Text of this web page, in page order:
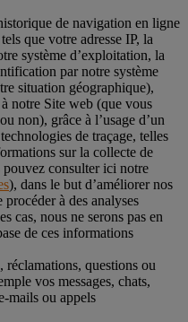
de navigation en ligne
que votre adresse IP, la
système d’exploitation, la
par notre système
situation géographique),
notre Site web (que vous
non), grâce à l’usage d’un
de traçage, telles
sur la collecte de
consulter ici notre
), dans le but d’améliorer nos
à des analyses
cas, nous ne serons pas en
de ces informations
réclamations, questions ou
vos messages, chats,
mails ou appels